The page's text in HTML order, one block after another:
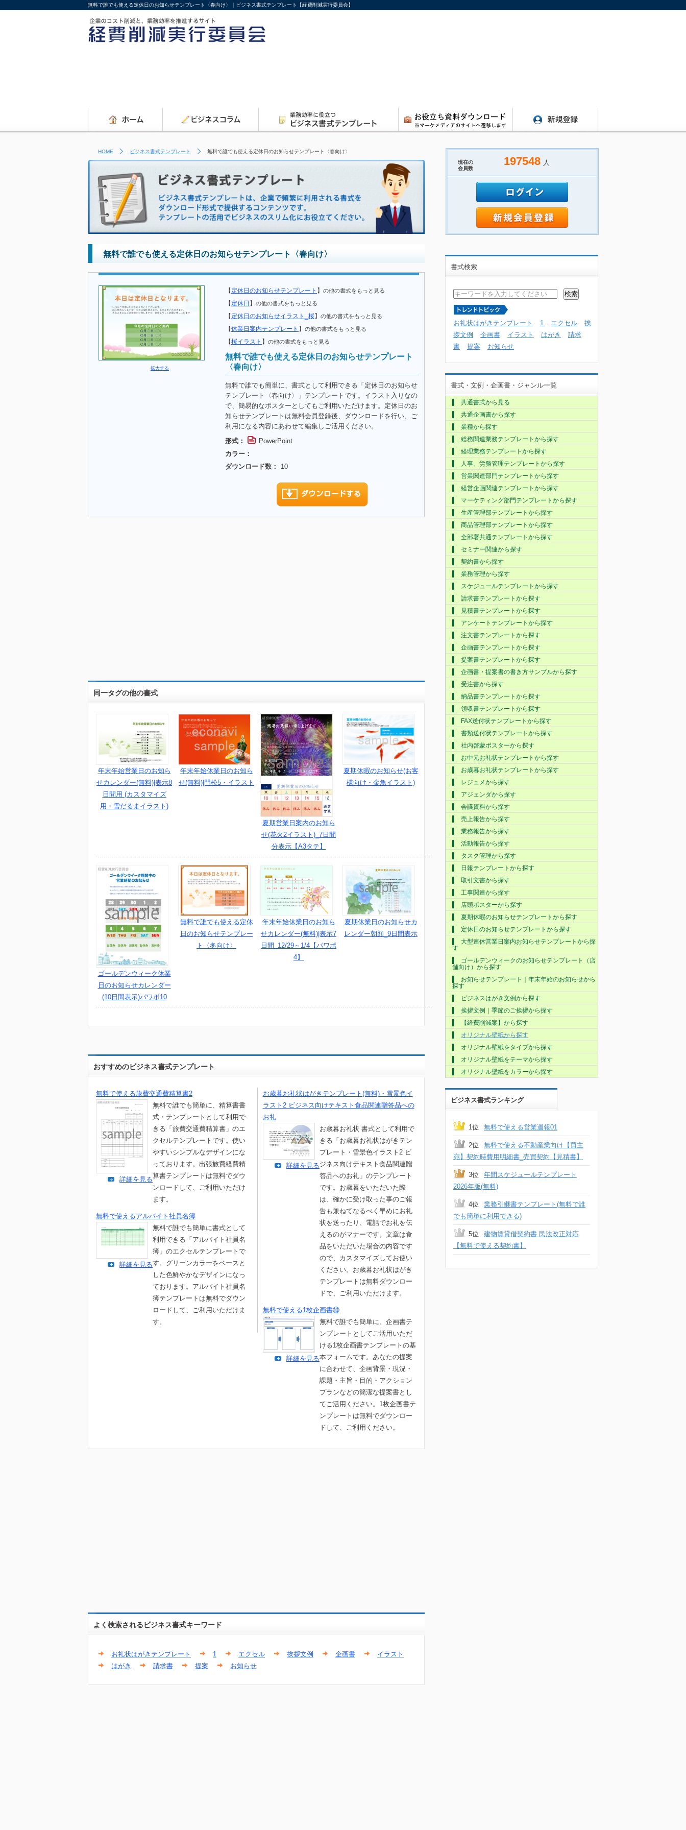
無料で誰でも使える定休日のお知らせテンプレート〈春向け〉｜ビジネス書式テンプレート【経費削減実行委員会】
HOME ビジネス書式テンプレート 無料で誰でも使える定休日のお知らせテンプレート〈春向け〉
無料で誰でも使える定休日のお知らせテンプレート〈春向け〉
拡大する
【定休日のお知らせテンプレート 】 の他の書式をもっと見る
【定休日 】 の他の書式をもっと見る
【定休日のお知らせイラスト_桜】 の他の書式をもっと見る
【休業日案内テンプレート 】 の他の書式をもっと見る
【桜イラスト 】 の他の書式をもっと見る
無料で誰でも使える定休日のお知らせテンプレート
〈春向け〉
無料で誰でも簡単に、書式として利用できる「定休日のお知らせ
テンプレート〈春向け〉」テンプレートです。イラスト入りなの
で、簡易的なポスターとしてもご利用いただけます。定休日のお
知らせテンプレートは無料会員登録後、ダウンロードを行い、ご
利用になる内容にあわせて編集しご活用ください。
形式：
PowerPoint
カラー：
ダウンロード数：
10
同一タグの他の書式
年末年始営業日のお知ら
せカレンダー(無料)|表示8
日間用 (カスタマイズ
用・雪だるまイラスト)
年末年始休業日のお知ら
せ(無料)|門松5・イラスト
夏期営業日案内のお知ら
せ(花火2イラスト)_7日間
分表示【A3タテ】
夏期休暇のお知らせ(お客
様向け・金魚イラスト)
ゴールデンウィーク休業
日のお知らせカレンダー
(10日間表示)パワポ10
無料で誰でも使える定休
日のお知らせテンプレー
ト〈冬向け〉
年末年始休業日のお知ら
せカレンダー(無料)|表示7
日間_12/29～1/4【パワポ
4】
夏期休業日のお知らせカ
レンダー朝顔_9日間表示
おすすめのビジネス書式テンプレート
無料で使える旅費交通費精算書2
無料で誰でも簡単に、精算書書
式・テンプレートとして利用で
きる「旅費交通費精算書」のエ
クセルテンプレートです。使い
やすいシンプルなデザインにな
っております。出張旅費経費精
算書テンプレートは無料でダウ
ンロードして、ご利用いただけ
ます。
詳細を見る
お歳暮お礼状はがきテンプレート(無料)・雪景色イ
ラスト2 ビジネス向けテキスト食品関連贈答品への
お礼
お歳暮お礼状 書式として利用で
きる「お歳暮お礼状はがきテン
プレート・雪景色イラスト2 ビ
ジネス向けテキスト食品関連贈
答品へのお礼」のテンプレート
です。お歳暮をいただいた際
は、確かに受け取った事のご報
告も兼ねてなるべく早めにお礼
状を送ったり、電話でお礼を伝
えるのがマナーです。文章は食
品をいただいた場合の内容です
ので、カスタマイズしてお使い
ください。お歳暮お礼状はがき
テンプレートは無料ダウンロー
ドで、ご利用いただけます。
詳細を見る
無料で使えるアルバイト社員名簿
無料で誰でも簡単に書式として
利用できる「アルバイト社員名
簿」のエクセルテンプレートで
す。グリーンカラーをベースと
した色鮮やかなデザインになっ
ております。アルバイト社員名
簿テンプレートは無料でダウン
ロードして、ご利用いただけま
す。
詳細を見る
無料で使える1枚企画書⑩
無料で誰でも簡単に、企画書テ
ンプレートとしてご活用いただ
ける1枚企画書テンプレートの基
本フォームです。あなたの提案
に合わせて、企画背景・現況・
課題・主旨・目的・アクション
プランなどの簡潔な提案書とし
てご活用ください。1枚企画書テ
ンプレートは無料でダウンロー
ドして、ご利用ください。
詳細を見る
よく検索されるビジネス書式キーワード
お礼状はがきテンプレート 1 エクセル 挨拶文例 企画書
イラスト
はがき
請求書 提案 お知らせ
現在の
会員数
197548 人
書式検索
お礼状はがきテンプレート 1 エクセル
挨
拶文例
企画書 イラスト はがき
請求
書
提案 お知らせ
書式・文例・企画書・ジャンル一覧
共通書式から見る
共通企画書から探す
業種から探す
総務関連業務テンプレートから探す
経理業務テンプレートから探す
人事、労務管理テンプレートから探す
営業関連部門テンプレートから探す
経営企画関連テンプレートから探す
マーケティング部門テンプレートから探す
生産管理部テンプレートから探す
商品管理部テンプレートから探す
全部署共通テンプレートから探す
セミナー関連から探す
契約書から探す
業務管理から探す
スケジュールテンプレートから探す
請求書テンプレートから探す
見積書テンプレートから探す
アンケートテンプレートから探す
注文書テンプレートから探す
企画書テンプレートから探す
提案書テンプレートから探す
企画書・提案書の書き方サンプルから探す
受注書から探す
納品書テンプレートから探す
領収書テンプレートから探す
FAX送付状テンプレートから探す
書類送付状テンプレートから探す
社内啓蒙ポスターから探す
お中元お礼状テンプレートから探す
お歳暮お礼状テンプレートから探す
レジュメから探す
アジェンダから探す
会議資料から探す
売上報告から探す
業務報告から探す
活動報告から探す
タスク管理から探す
日報テンプレートから探す
取引文書から探す
工事関連から探す
店頭ポスターから探す
夏期休暇のお知らせテンプレートから探す
定休日のお知らせテンプレートから探す
大型連休営業日案内お知らせテンプレートから探
す
ゴールデンウィークのお知らせテンプレート（店
舗向け）から探す
お知らせテンプレート｜年末年始のお知らせから
探す
ビジネスはがき文例から探す
挨拶文例｜季節のご挨拶から探す
【経費削減案】から探す
オリジナル壁紙から探す
オリジナル壁紙をタイプから探す
オリジナル壁紙をテーマから探す
オリジナル壁紙をカラーから探す
ビジネス書式ランキング
1位 無料で使える営業週報01
2位
無料で使える不動産業向け【買主
宛】契約時費用明細書_売買契約【見積書】
3位
年間スケジュールテンプレート
2026年版(無料)
4位
業務引継書テンプレート(無料で誰
でも簡単に利用できる)
5位
建物賃貸借契約書 民法改正対応
【無料で使える契約書】